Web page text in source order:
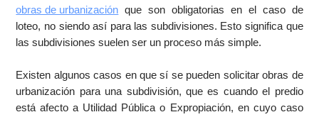
obras de urbanización que son obligatorias en el caso de
loteo, no siendo así para las subdivisiones. Esto significa que
las subdivisiones suelen ser un proceso más simple.
Existen algunos casos en que sí se pueden solicitar obras de
urbanización para una subdivisión, que es cuando el predio
está afecto a Utilidad Pública o Expropiación, en cuyo caso